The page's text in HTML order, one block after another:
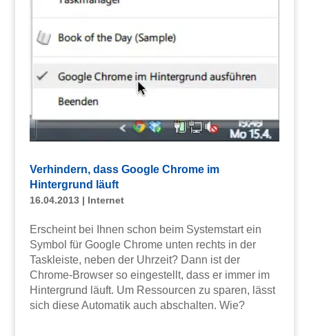
Verhindern, dass Google Chrome im
Hintergrund läuft
16.04.2013| Internet
Erscheint bei Ihnen schon beim Systemstart ein
Symbol für Google Chrome unten rechts in der
Taskleiste, neben der Uhrzeit? Dann ist der
Chrome-Browser so eingestellt, dass er immer im
Hintergrund läuft. Um Ressourcen zu sparen, lässt
sich diese Automatik auch abschalten. Wie?